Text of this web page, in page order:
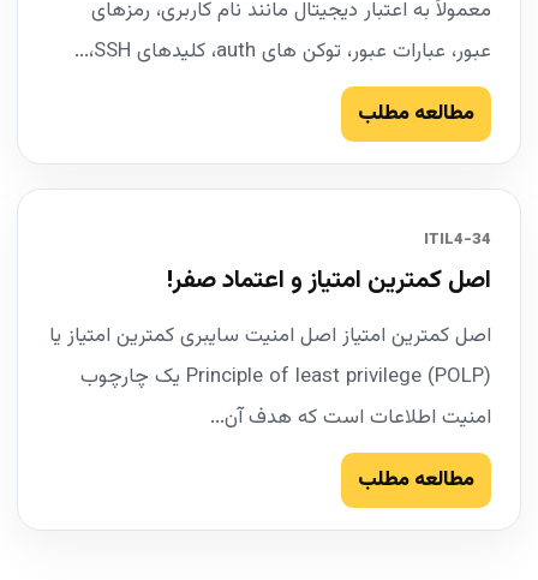
معمولاً به اعتبار دیجیتال مانند نام کاربری، رمزهای
عبور، عبارات عبور، توکن های auth، کلیدهای SSH،...
مطالعه مطلب
34-ITIL4
اصل کمترین امتیاز و اعتماد صفر!
اصل کمترین امتیاز اصل امنیت سایبری کمترین امتیاز یا
Principle of least privilege (POLP) یک چارچوب
امنیت اطلاعات است که هدف آن...
مطالعه مطلب